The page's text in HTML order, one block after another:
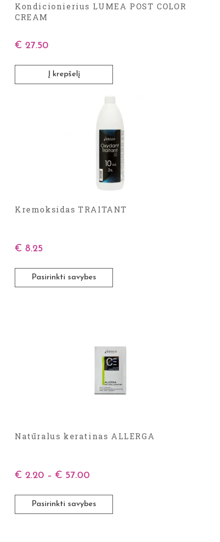
Kondicionierius LUMEA POST COLOR
CREAM
€ 27.50
Į krepšelį
Kremoksidas TRAITANT
€ 8.25
Pasirinkti savybes
Natūralus keratinas ALLERGA
€ 2.20 – € 57.00
Pasirinkti savybes